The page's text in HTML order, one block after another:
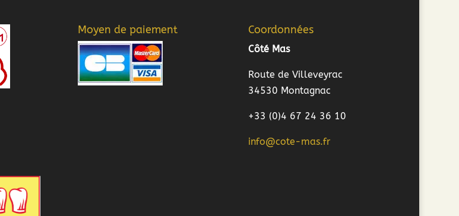
Moyen de paiement Coordonnées
Côté Mas
Route de Villeveyrac
34530 Montagnac
+33 (0)4 67 24 36 10
info@cote-mas.fr